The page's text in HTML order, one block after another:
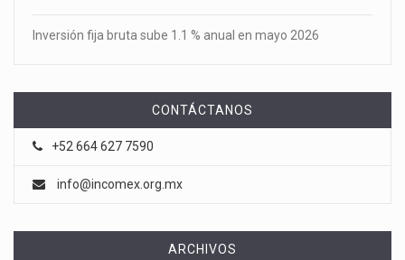
Inversión fija bruta sube 1.1 % anual en mayo 2026
CONTÁCTANOS
+52 664 627 7590
info@incomex.org.mx
ARCHIVOS